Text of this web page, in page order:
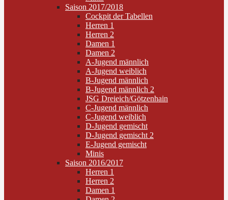
Saison 2017/2018
Cockpit der Tabellen
Herren 1
Herren 2
Damen 1
Damen 2
A-Jugend männlich
A-Jugend weiblich
B-Jugend männlich
B-Jugend männlich 2
JSG Dreieich/Götzenhain
C-Jugend männlich
C-Jugend weiblich
D-Jugend gemischt
D-Jugend gemischt 2
E-Jugend gemischt
Minis
Saison 2016/2017
Herren 1
Herren 2
Damen 1